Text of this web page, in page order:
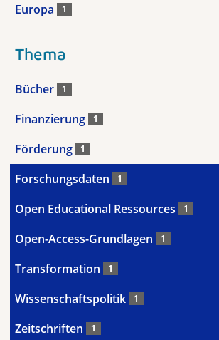
Europa 1
Thema
Bücher 1
Finanzierung 1
Förderung 1
Forschungsdaten 1
Open Educational Ressources 1
Open-Access-Grundlagen 1
Transformation 1
Wissenschaftspolitik 1
Zeitschriften 1